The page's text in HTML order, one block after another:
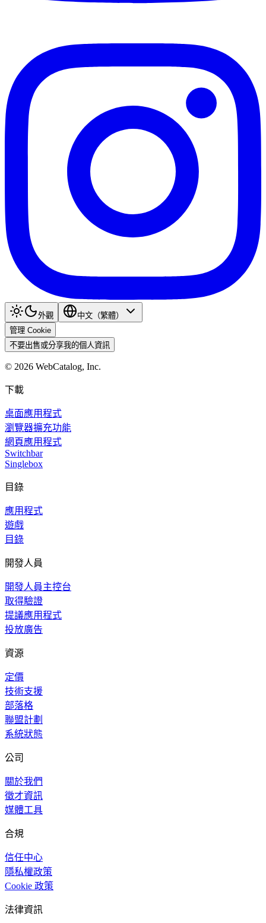
外觀
中文（繁體）
管理 Cookie
不要出售或分享我的個人資訊
© 2026 WebCatalog, Inc.
下載
桌面應用程式
瀏覽器擴充功能
網頁應用程式
Switchbar
Singlebox
目錄
應用程式
遊戲
目錄
開發人員
開發人員主控台
取得驗證
提議應用程式
投放廣告
資源
定價
技術支援
部落格
聯盟計劃
系統狀態
公司
關於我們
徵才資訊
媒體工具
合規
信任中心
隱私權政策
Cookie 政策
法律資訊